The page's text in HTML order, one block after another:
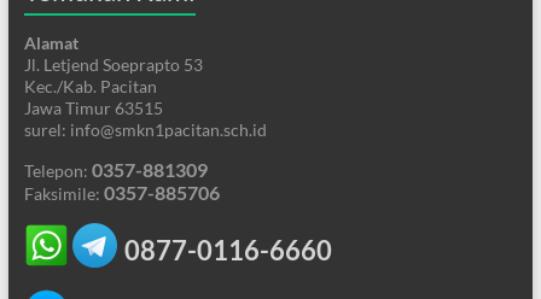
Alamat
Jl. Letjend Soeprapto 53
Kec./Kab. Pacitan
Jawa Timur 63515
surel: info@smkn1pacitan.sch.id
Telepon: 0357-881309
Faksimile: 0357-885706
0877-0116-6660